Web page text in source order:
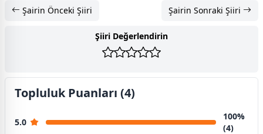
Şairin Önceki Şiiri Şairin Sonraki Şiiri
Şiiri Değerlendirin
Topluluk Puanları (4)
5.0
100%
(4)